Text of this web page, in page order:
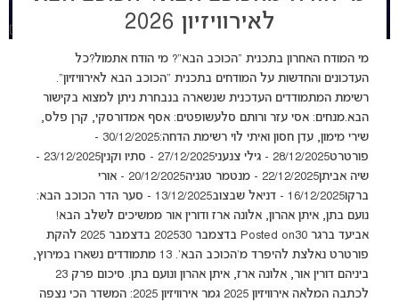
לאירוויזיון 2026
מי המודח האחרון בתכנית "הכוכב הבא"? מי הודח אתמול?כל
העדכונים והחדשות על המודחים בתכנית "הכוכב הבא לאירוויזיון".
רשימת המתמודדים העדכנית שנשארה בנבחרת ניתן למצוא בקישור
הבא.מנחים: אסי עזר ורותם סלעשופטים: אסף אמדורסקי, קרן פלס,
שירי מימון, עדן חסון ואיתי לוי רשימת הדחה:30/12/2025 -
פורטרט28/12/2025 - גילי צנעני27/12/2025 - סתיו וקנין23/12/2025 -
שיה אביתן22/12/2025 - מנטמר טגניה20/12/2025 - אורי
ברקו16/12/2025 - דניאל שבצוב13/12/2025 - סער הדר הכוכב הבא:
נועם בתן, איתן אהרון, אלונה ארז ודורין אור ממשיכים לשלב הבא!
אביעד ברגר Posted on30 בדצמבר 202530 בדצמבר 2025 להקת
פורטרט נאלצת להיפרד מ'הכוכב הבא'. 13 מתמודדים נשארו במירוץ,
ביניהם דורין אור, אלונה ארז, איתן אהרון ונועם בתן. סיכום פרק 23
לכתבה המלאה אירוויזיון 2025 גמר אירוויזיון 2025: המשדר הכי נצפה